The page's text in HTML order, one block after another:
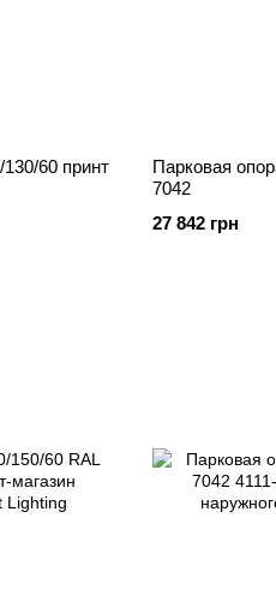
60 принт
Парковая
7042
27 842 грн